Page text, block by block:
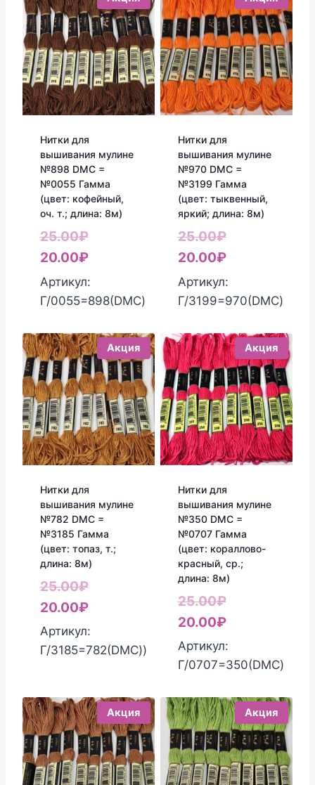
Нитки для
вышивания мулине
№898 DMC =
№0055 Гамма
(цвет: кофейный,
оч. т.; длина: 8м)
25.00₽Первоначальная
цена
составляла
25.00₽.
20.00₽Текущая
цена:
20.00₽.
Артикул:
Г/0055=898(DMC)
Нитки для
вышивания мулине
№970 DMC =
№3199 Гамма
(цвет: тыквенный,
яркий; длина: 8м)
25.00₽
цена
составляла
25.00₽.
20.00₽Текущая
цена:
20.00₽.
Артикул:
Г/3199=970(DMC)
Акция
Нитки для
вышивания мулине
№782 DMC =
№3185 Гамма
(цвет: топаз, т.;
длина: 8м)
25.00₽Первоначальная
цена
составляла
25.00₽.
20.00₽Текущая
цена:
20.00₽.
Артикул:
Г/3185=782(DMC))
Акция
Нитки для
вышивания мулине
№350 DMC =
№0707 Гамма
(цвет: кораллово-
красный, ср.;
длина: 8м)
25.00₽
цена
составляла
25.00₽.
20.00₽Текущая
цена:
20.00₽.
Артикул:
Г/0707=350(DMC)
Акция Акция